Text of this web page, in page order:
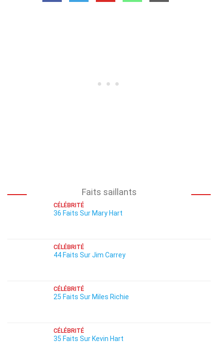
Faits saillants
CÉLÉBRITÉ
36 Faits Sur Mary Hart
CÉLÉBRITÉ
44 Faits Sur Jim Carrey
CÉLÉBRITÉ
25 Faits Sur Miles Richie
CÉLÉBRITÉ
35 Faits Sur Kevin Hart